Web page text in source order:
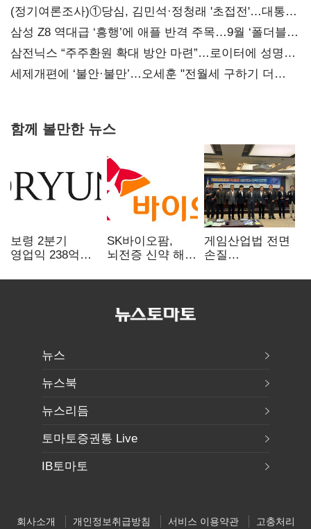
(정기여론조사)①당심, 김민석·정청래 '초접전'…대통령
지지도 '50% 아래로'(종합)
삼성 Z8 역대급 ‘흥행’에 애플 반격 주목…9월 ‘폴더블
대전’
삼전닉스 “주주환원 확대 방안 마련”…로이터에 성명
보내
세제개편에 ‘불안·불만’…오세훈 "전월세 구하기 더
함께 볼만한 뉴스
보령 2분기
영업익 238억…
SK바이오팜,
뇌전증 신약 해외
차세대 신약 개발
게임산업법 전면
손질
규제 걷고
뉴스
뉴스북
뉴스리듬
토마토증권통 Live
IB토마토
회사소개 개인정보취급방침 서비스 이용약관 고충처리